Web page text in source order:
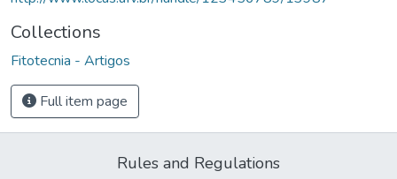
Collections
Fitotecnia - Artigos
Full item page
Rules and Regulations